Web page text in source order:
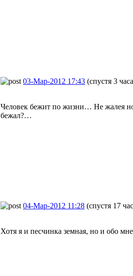
03-Мар-2012 17:43 (спустя 3
Человек бежит по жизни… Не жалея
бежал?…
04-Мар-2012 11:28 (спустя 17
Хотя я и песчинка земная, но и обо